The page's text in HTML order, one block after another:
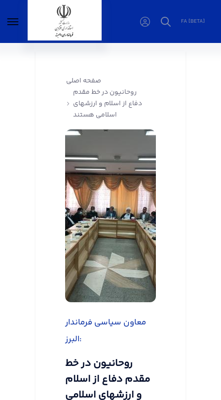
FA [BETA]
صفحه اصلی
روحانیون در خط مقدم
دفاع از اسلام و ارزشهای
اسلامی هستند
معاون سیاسی فرماندار
البرز:
روحانیون در خط
مقدم دفاع از اسلام
و ارزشهای اسلامی